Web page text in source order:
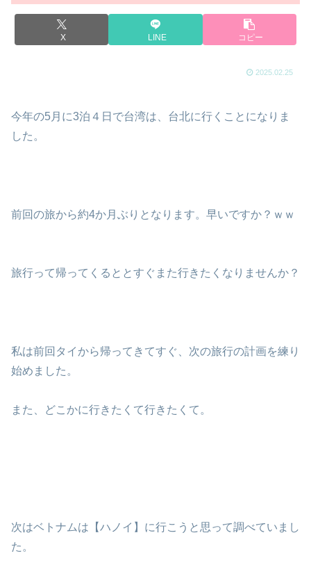
X LINE コピー
2025.02.25
今年の5月に3泊４日で台湾は、台北に行くことになりま
した。
前回の旅から約4か月ぶりとなります。早いですか？ｗｗ
旅行って帰ってくるととすぐまた行きたくなりませんか？
私は前回タイから帰ってきてすぐ、次の旅行の計画を練り
始めました。
また、どこかに行きたくて行きたくて。
次はベトナムは【ハノイ】に行こうと思って調べていまし
た。